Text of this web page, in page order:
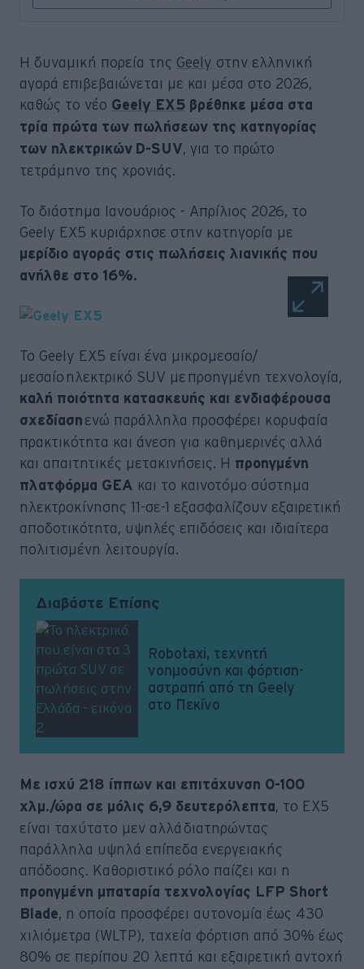
Η δυναμική πορεία της Geely στην ελληνική
αγορά επιβεβαιώνεται με και μέσα στο 2026,
καθώς το νέο Geely EX5 βρέθηκε μέσα στα
τρία πρώτα των πωλήσεων της κατηγορίας
των ηλεκτρικών D-SUV, για το πρώτο
τετράμηνο της χρονιάς.
Το διάστημα Ιανουάριος - Απρίλιος 2026, το
Geely EX5 κυριάρχησε στην κατηγορία με
μερίδιο αγοράς στις πωλήσεις λιανικής που
ανήλθε στο 16%.
Το Geely EX5 είναι ένα μικρομεσαίο/
μεσαίο ηλεκτρικό SUV με προηγμένη τεχνολογία,
καλή ποιότητα κατασκευής και ενδιαφέρουσα
σχεδίαση ενώ παράλληλα προσφέρει κορυφαία
πρακτικότητα και άνεση για καθημερινές αλλά
και απαιτητικές μετακινήσεις. Η προηγμένη
πλατφόρμα GEA και το καινοτόμο σύστημα
ηλεκτροκίνησης 11-σε-1 εξασφαλίζουν εξαιρετική
αποδοτικότητα, υψηλές επιδόσεις και ιδιαίτερα
πολιτισμένη λειτουργία.
Διαβάστε Επίσης
Robotaxi, τεχνητή
νοημοσύνη και φόρτιση-
αστραπή από τη Geely
στο Πεκίνο
Με ισχύ 218 ίππων και επιτάχυνση 0-100
χλμ./ώρα σε μόλις 6,9 δευτερόλεπτα, το EX5
είναι ταχύτατο μεν αλλά διατηρώντας
παράλληλα υψηλά επίπεδα ενεργειακής
απόδοσης. Καθοριστικό ρόλο παίζει και η
προηγμένη μπαταρία τεχνολογίας LFP Short
Blade, η οποία προσφέρει αυτονομία έως 430
χιλιόμετρα (WLTP), ταχεία φόρτιση από 30% έως
80% σε περίπου 20 λεπτά και εξαιρετική αντοχή